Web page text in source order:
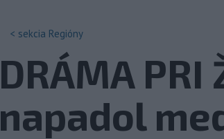
< sekcia Regióny
DRÁMA
napadol